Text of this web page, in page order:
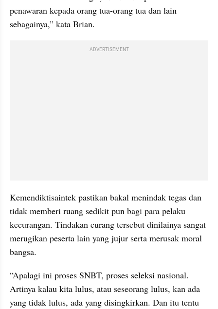
penawaran kepada orang tua-orang tua dan lain
sebagainya,” kata Brian.
ADVERTISEMENT
Kemendiktisaintek pastikan bakal menindak tegas dan
tidak memberi ruang sedikit pun bagi para pelaku
kecurangan. Tindakan curang tersebut dinilainya sangat
merugikan peserta lain yang jujur serta merusak moral
bangsa.
“Apalagi ini proses SNBT, proses seleksi nasional.
Artinya kalau kita lulus, atau seseorang lulus, kan ada
yang tidak lulus, ada yang disingkirkan. Dan itu tentu